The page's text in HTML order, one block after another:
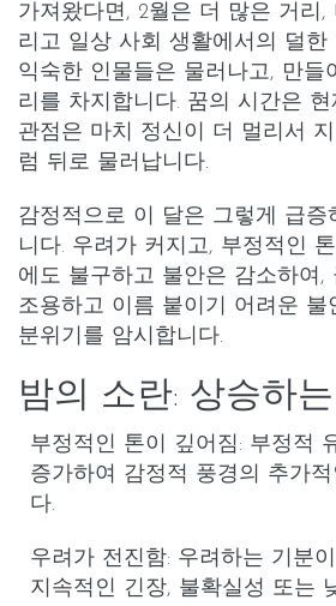
가져왔다면, 2월은 더 많은 거리 ,
리고 일상 사회 생활에서의 덜한
익숙한 인물들은 물러나고, 만들
리를 차지합니다. 꿈의 시간은
관점은 마치 정신이 더 멀리서
럼 뒤로 물러납니다.
감정적으로 이 달은 그렇게 급증
니다. 우려가 커지고, 부정적인
에도 불구하고 불안은 감소하여,
조용하고 이름 붙이기 어려운 불
분위기를 암시합니다.
밤의 소란: 상승하
부정적인 톤이 깊어짐: 부정적
증가하여 감정적 풍경의 추가
다.
우려가 전진함: 우려하는 기분이
지속적인 긴장, 불확실성 또는